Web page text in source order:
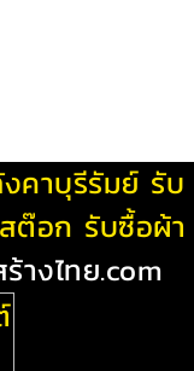
คาบุรีรัมย์ รับ
ต๊อก รับซื้อผ้า
างไทย.com